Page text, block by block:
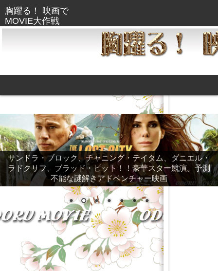
サンドラ・ブロック、チャニング・テイタム、ダニエル・
ラドクリフ、ブラッド・ピット！！豪華スター競演。予測
不能な謎解きアドベンチャー映画